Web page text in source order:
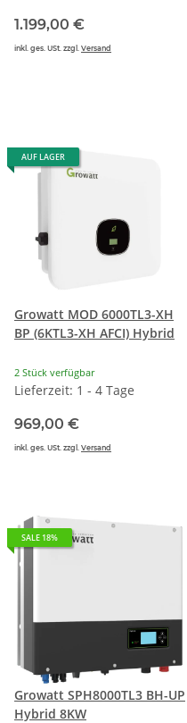
1.199,00 €
inkl. ges. USt. zzgl. Versand
AUF LAGER
Growatt MOD 6000TL3-XH
BP (6KTL3-XH AFCI) Hybrid
2 Stück verfügbar
Lieferzeit: 1 - 4 Tage
969,00 €
inkl. ges. USt. zzgl. Versand
SALE 18%
Growatt SPH8000TL3 BH-UP
Hybrid 8KW